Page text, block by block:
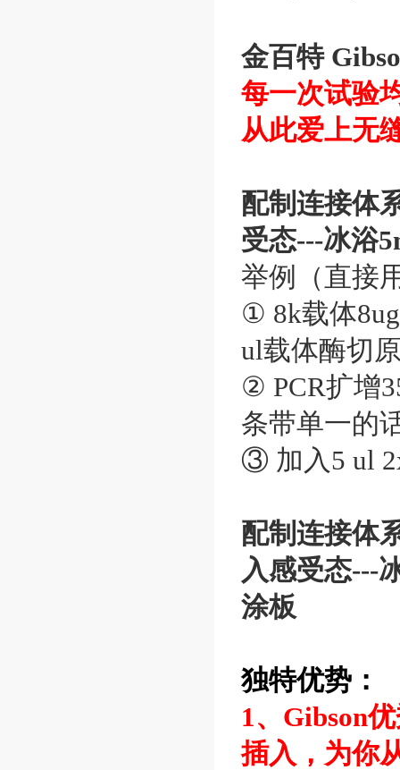
金百特
每一次试验
从此爱上无
配制连接体
受态---冰浴
举例（直接
① 8k载体
ul载体酶切
② PCR扩增
条带单一的
③ 加入5 ul
配制连接体
入感受态---
涂板
独特优势：
1、Gibson
插入，为你